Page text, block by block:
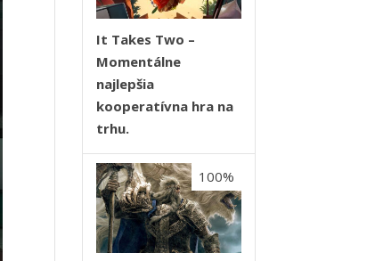
It Takes Two –
Momentálne
najlepšia
kooperatívna hra na
trhu.
100%